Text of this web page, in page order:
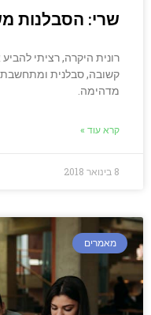
שרי: הסבלנות
רונית היקרה, רציתי
קשובה, סבלנית
מדהימה.
קרא עוד »
8 בינואר 2018
מאמרים